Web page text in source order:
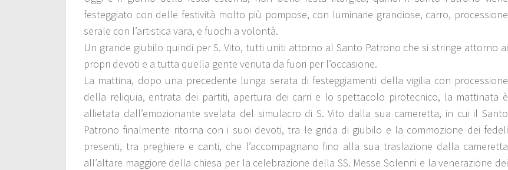
festeggiato con delle festività molto più pompose, con luminarie grandiose, carro, processione
serale con l’artistica vara, e fuochi a volontà.
Un grande giubilo quindi per S. Vito, tutti uniti attorno al Santo Patrono che si stringe attorno ai
propri devoti e a tutta quella gente venuta da fuori per l’occasione.
La mattina, dopo una precedente lunga serata di festeggiamenti della vigilia con processione
della reliquia, entrata dei partiti, apertura dei carri e lo spettacolo pirotecnico, la mattinata è
allietata dall’emozionante svelata del simulacro di S. Vito dalla sua cameretta, in cui il Santo
Patrono finalmente ritorna con i suoi devoti, tra le grida di giubilo e la commozione dei fedeli
presenti, tra preghiere e canti, che l’accompagnano fino alla sua traslazione dalla cameretta
all’altare maggiore della chiesa per la celebrazione della SS. Messe Solenni e la venerazione dei